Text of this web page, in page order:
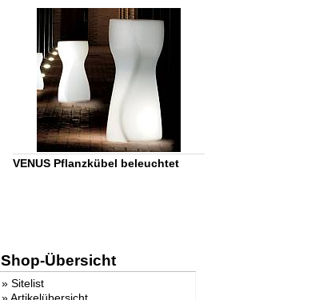
VENUS Pflanzkübel beleuchtet
Shop-Übersicht
» Sitelist